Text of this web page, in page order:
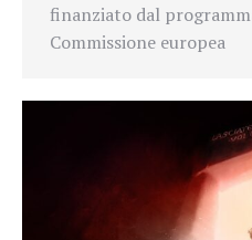
finanziato dal
Commissione europea